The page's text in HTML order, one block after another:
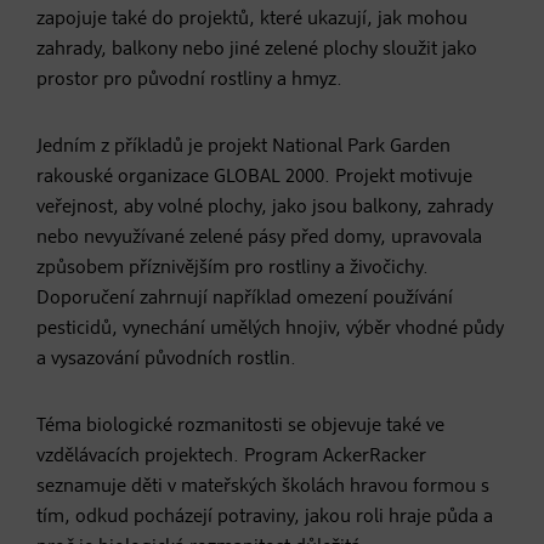
zapojuje také do projektů, které ukazují, jak mohou
zahrady, balkony nebo jiné zelené plochy sloužit jako
prostor pro původní rostliny a hmyz.
Jedním z příkladů je projekt National Park Garden
rakouské organizace GLOBAL 2000. Projekt motivuje
veřejnost, aby volné plochy, jako jsou balkony, zahrady
nebo nevyužívané zelené pásy před domy, upravovala
způsobem příznivějším pro rostliny a živočichy.
Doporučení zahrnují například omezení používání
pesticidů, vynechání umělých hnojiv, výběr vhodné půdy
a vysazování původních rostlin.
Téma biologické rozmanitosti se objevuje také ve
vzdělávacích projektech. Program AckerRacker
seznamuje děti v mateřských školách hravou formou s
tím, odkud pocházejí potraviny, jakou roli hraje půda a